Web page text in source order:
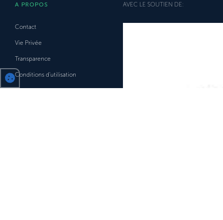
A PROPOS
Contact
Vie Privée
Transparence
Conditions d'utilisation
Facebook
AVEC LE SOUTIEN DE: